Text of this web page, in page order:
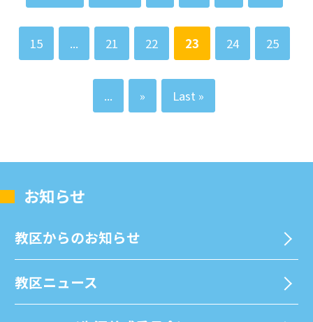
15 ... 21 22 23 24 25
... » Last »
お知らせ
教区からのお知らせ
教区ニュース